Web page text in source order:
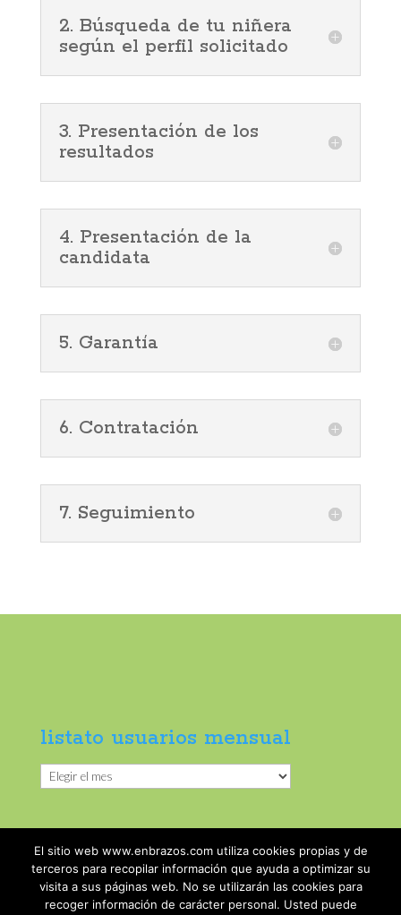
2. Búsqueda de tu niñera
según el perfil solicitado
3. Presentación de los
resultados
4. Presentación de la
candidata
5. Garantía
6. Contratación
7. Seguimiento
listato usuarios mensual
listato
El sitio web www.enbrazos.com utiliza cookies propias y de
terceros para recopilar información que ayuda a optimizar su
visita a sus páginas web. No se utilizarán las cookies para
recoger información de carácter personal. Usted puede